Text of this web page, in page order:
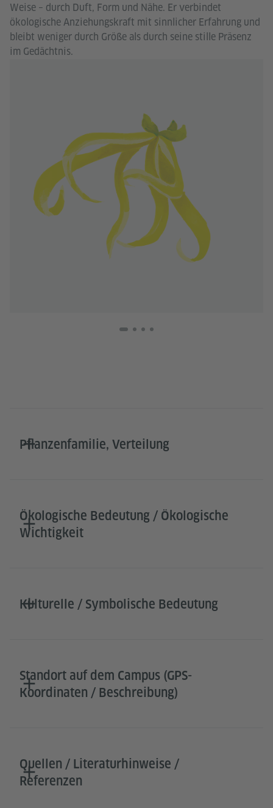
Weise – durch Duft, Form und Nähe. Er verbindet
ökologische Anziehungskraft mit sinnlicher Erfahrung und
bleibt weniger durch Größe als durch seine stille Präsenz
im Gedächtnis.
Pflanzenfamilie, Verteilung
Ökologische Bedeutung / Ökologische
Wichtigkeit
Kulturelle / Symbolische Bedeutung
Standort auf dem Campus (GPS-
Koordinaten / Beschreibung)
Quellen / Literaturhinweise /
Referenzen